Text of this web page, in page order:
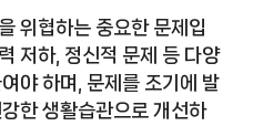
위협하는 중요한 문제입
저하, 정신적 문제 등 다양
야 하며, 문제를 조기에 발
한 생활습관으로 개선하